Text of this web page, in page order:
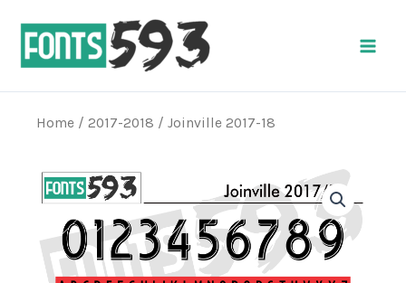
content
Home / 2017-2018 / Joinville 2017-18